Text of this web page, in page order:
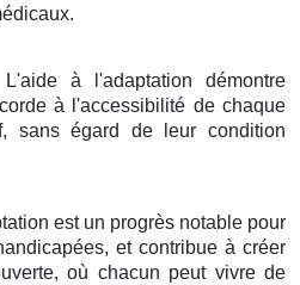
à l'adaptation démontre
à l'accessibilité de chaque
sans égard de leur condition
est un progrès notable pour
et contribue à créer
où chacun peut vivre de